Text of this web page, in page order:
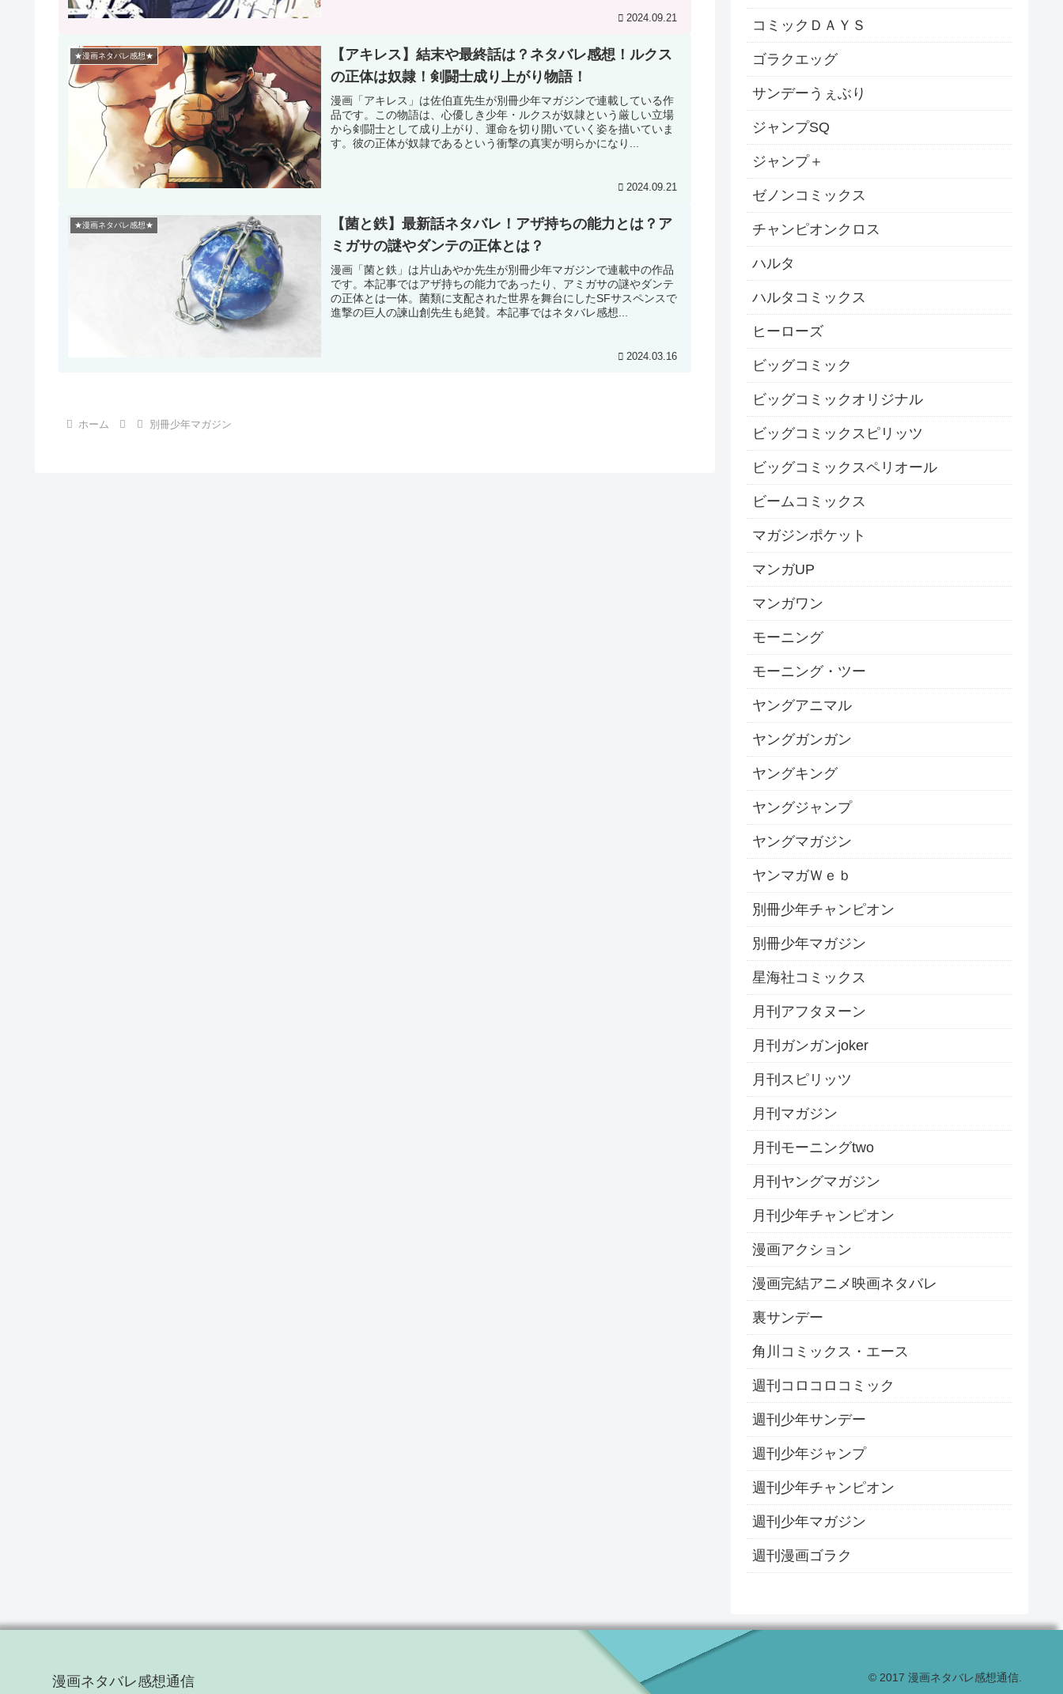
2024.09.21
★漫画ネタバレ感想★
【アキレス】結末や最終話は？ネタバレ感想！ルクス
の正体は奴隷！剣闘士成り上がり物語！
漫画「アキレス」は佐伯直先生が別冊少年マガジンで連載している作
品です。この物語は、心優しき少年・ルクスが奴隷という厳しい立場
から剣闘士として成り上がり、運命を切り開いていく姿を描いていま
す。彼の正体が奴隷であるという衝撃の真実が明らかになり...
2024.09.21
★漫画ネタバレ感想★
【菌と鉄】最新話ネタバレ！アザ持ちの能力とは？ア
ミガサの謎やダンテの正体とは？
漫画「菌と鉄」は片山あやか先生が別冊少年マガジンで連載中の作品
です。本記事ではアザ持ちの能力であったり、アミガサの謎やダンテ
の正体とは一体。菌類に支配された世界を舞台にしたSFサスペンスで
進撃の巨人の諫山創先生も絶賛。本記事ではネタバレ感想...
2024.03.16
ホーム 別冊少年マガジン
コミックＤＡＹＳ
ゴラクエッグ
サンデーうぇぶり
ジャンプSQ
ジャンプ＋
ゼノンコミックス
チャンピオンクロス
ハルタ
ハルタコミックス
ヒーローズ
ビッグコミック
ビッグコミックオリジナル
ビッグコミックスピリッツ
ビッグコミックスペリオール
ビームコミックス
マガジンポケット
マンガUP
マンガワン
モーニング
モーニング・ツー
ヤングアニマル
ヤングガンガン
ヤングキング
ヤングジャンプ
ヤングマガジン
ヤンマガＷｅｂ
別冊少年チャンピオン
別冊少年マガジン
星海社コミックス
月刊アフタヌーン
月刊ガンガンjoker
月刊スピリッツ
月刊マガジン
月刊モーニングtwo
月刊ヤングマガジン
月刊少年チャンピオン
漫画アクション
漫画完結アニメ映画ネタバレ
裏サンデー
角川コミックス・エース
週刊コロコロコミック
週刊少年サンデー
週刊少年ジャンプ
週刊少年チャンピオン
週刊少年マガジン
週刊漫画ゴラク
漫画ネタバレ感想通信 © 2017 漫画ネタバレ感想通信.